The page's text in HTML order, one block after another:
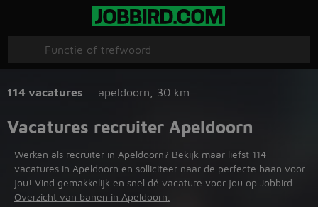
114 vacatures apeldoorn 30 km
Vacatures recruiter Apeldoorn
Werken als recruiter in Apeldoorn? Bekijk maar liefst 114
vacatures in Apeldoorn en solliciteer naar de perfecte baan voor
jou! Vind gemakkelijk en snel dé vacature voor jou op Jobbird.
Overzicht van banen in Apeldoorn.